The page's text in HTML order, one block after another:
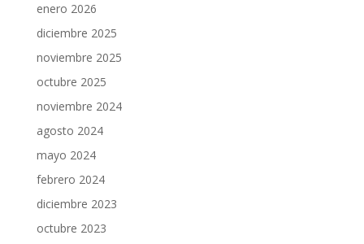
enero 2026
diciembre 2025
noviembre 2025
octubre 2025
noviembre 2024
agosto 2024
mayo 2024
febrero 2024
diciembre 2023
octubre 2023